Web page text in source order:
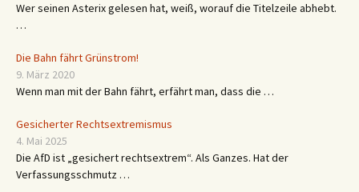
Wer seinen Asterix gelesen hat, weiß, worauf die Titelzeile abhebt.
…
Die Bahn fährt Grünstrom!
9. März 2020
Wenn man mit der Bahn fährt, erfährt man, dass die …
Gesicherter Rechtsextremismus
4. Mai 2025
Die AfD ist „gesichert rechtsextrem“. Als Ganzes. Hat der
Verfassungsschmutz …